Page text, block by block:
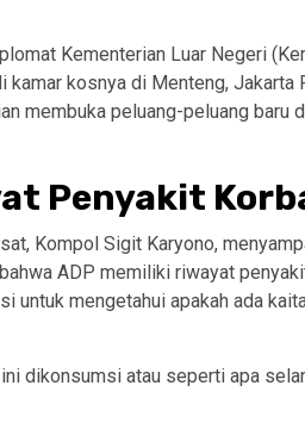
Kementerian Luar Negeri
kamar kosnya di Menteng, Jakarta
membuka peluang-peluang baru
Penyakit
Kompol Sigit Karyono,
ADP memiliki riwayat
mengetahui apakah ada
dikonsumsi atau seperti apa